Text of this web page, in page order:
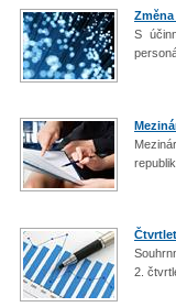
S
2.